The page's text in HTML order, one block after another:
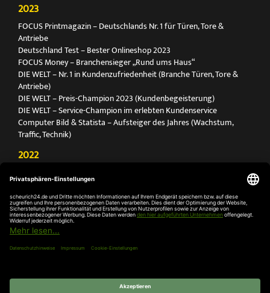
2023
FOCUS Printmagazin – Deutschlands Nr. 1 für Türen, Tore &
Antriebe
Deutschland Test – Bester Onlineshop 2023
FOCUS Money – Branchensieger „Rund ums Haus“
DIE WELT – Nr. 1 in Kundenzufriedenheit (Branche Türen, Tore &
Antriebe)
DIE WELT – Preis-Champion 2023 (Kundenbegeisterung)
DIE WELT – Service-Champion im erlebten Kundenservice
Computer Bild & Statista – Aufsteiger des Jahres (Wachstum,
Traffic, Technik)
2022
Antriebe
Deutschland Test – Bester Onlineshop 2022
FOCUS Money – Branchensieger „Rund ums Haus“
DIE WELT – Service-Champion im erlebten Kundenservice
DIE WELT – Branchengewinner Gold-Rang (Türen, Tore & Antriebe)